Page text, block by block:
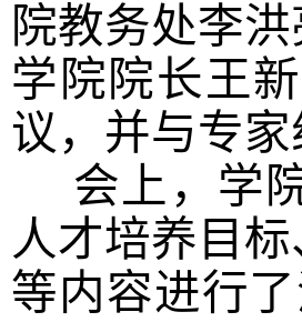
院教务处李
学院院长王
议，并与专
会上，学
人才培养目
等内容进行